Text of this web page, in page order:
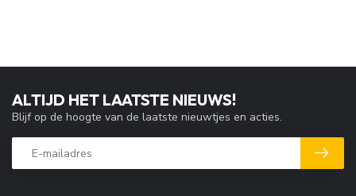
ALTIJD HET LAATSTE NIEUWS!
Blijf op de hoogte van de laatste nieuwtjes en acties.